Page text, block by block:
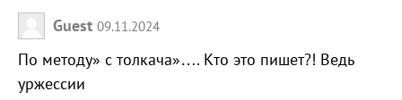
Guest 09.11.2024
По методу» с толкача»…. Кто это пишет?! Ведь
уржессии